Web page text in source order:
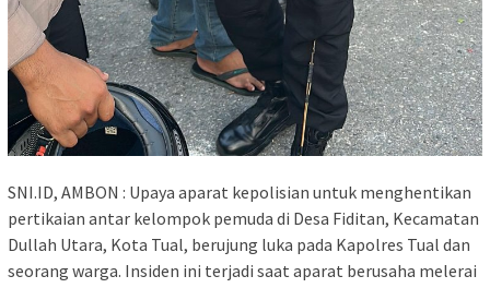
SNI.ID, AMBON : Upaya aparat kepolisian untuk menghentikan
pertikaian antar kelompok pemuda di Desa Fiditan, Kecamatan
Dullah Utara, Kota Tual, berujung luka pada Kapolres Tual dan
seorang warga. Insiden ini terjadi saat aparat berusaha melerai